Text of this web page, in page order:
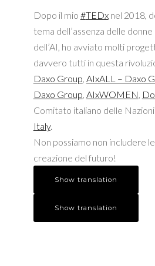
Dopo il mio #TEDxnel 2018,
tema dell’assenza delle
dell’AI, ho avviato molti
davvero tutti in questa
Daxo Group, AIxALL – Daxo
Daxo Group, AIxWOMEN,
Comitato italiano delle
Italy.
Non possiamo non includere
creazione del futuro!
Show translation
Show translation